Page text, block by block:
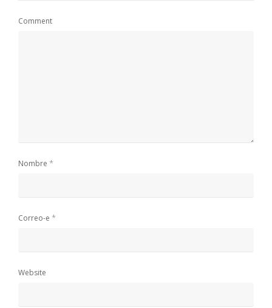
Comment
Nombre *
Correo-e *
Website